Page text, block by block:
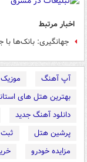
اخبار مرتبط
جهانگیری: بانک‌ها
آپ آهنگ
بهترین هتل های
دانلود آهنگ جدید
پرشین هتل
ثبت
مزایده خودرو